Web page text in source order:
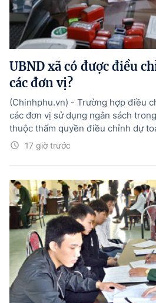
UBND xã có được điều
các đơn vị?
17 giờ trước
(Chinhphu.vn) - Trường hợp điều
các đơn vị sử dụng ngân sách
thuộc thẩm quyền điều chỉnh dự